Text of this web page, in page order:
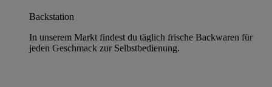
Backstation
In unserem Markt findest du täglich frische Backwaren für
jeden Geschmack zur Selbstbedienung.